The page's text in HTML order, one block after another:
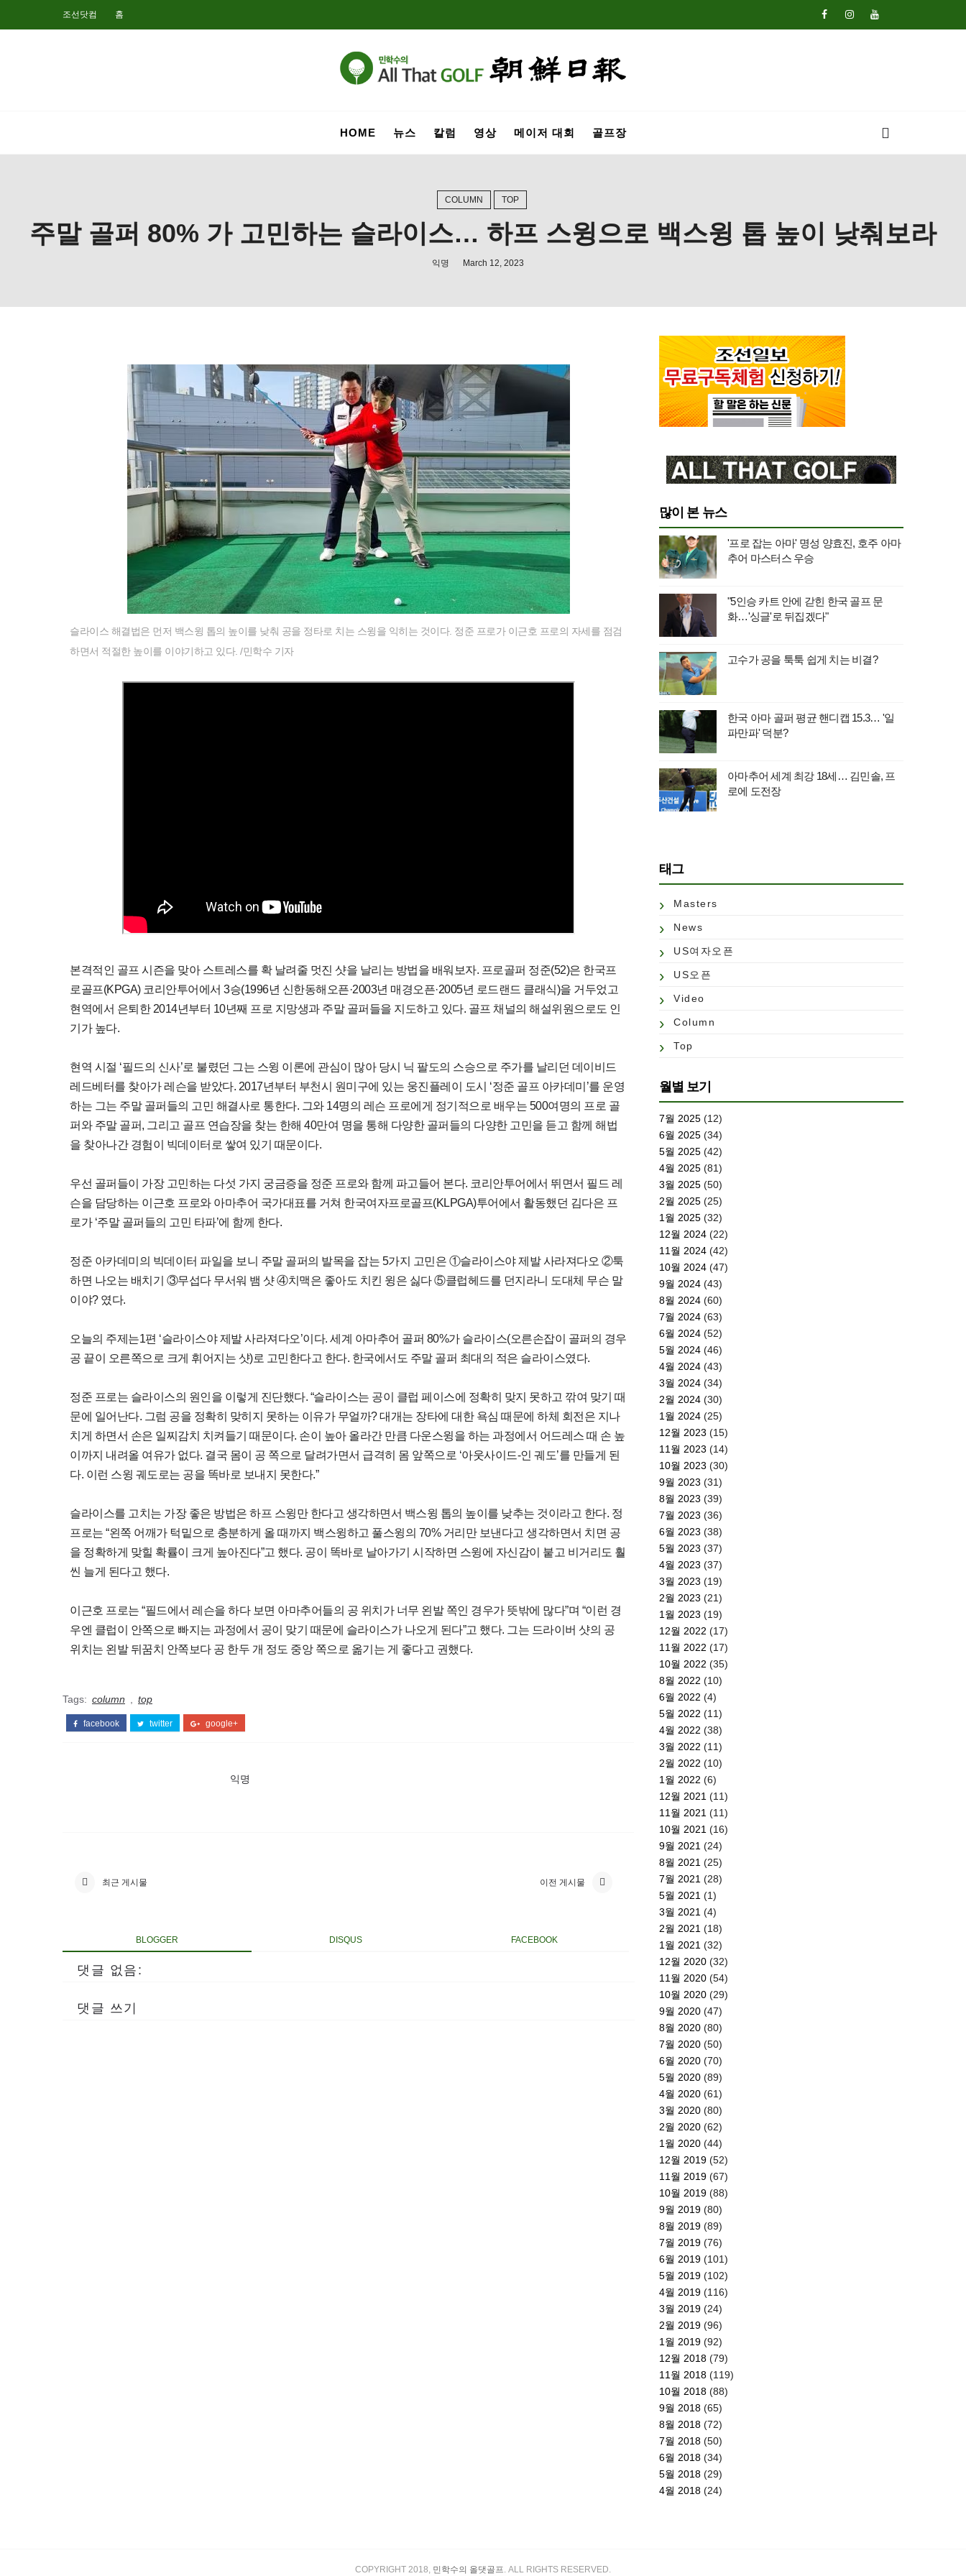
조선닷컴 홈
HOME 뉴스 칼럼 영상 메이저 대회 골프장
COLUMN TOP
주말 골퍼 80% 가 고민하는 슬라이스… 하프 스윙으로 백스윙 톱 높이 낮춰보라
익명 March 12, 2023
슬라이스 해결법은 먼저 백스윙 톱의 높이를 낮춰 공을 정타로 치는 스윙을 익히는 것이다. 정준 프로가 이근호 프로의 자세를 점검
하면서 적절한 높이를 이야기하고 있다. /민학수 기자
본격적인 골프 시즌을 맞아 스트레스를 확 날려줄 멋진 샷을 날리는 방법을 배워보자. 프로골퍼 정준(52)은 한국프
로골프(KPGA) 코리안투어에서 3승(1996년 신한동해오픈·2003년 매경오픈·2005년 로드랜드 클래식)을 거두었고
현역에서 은퇴한 2014년부터 10년째 프로 지망생과 주말 골퍼들을 지도하고 있다. 골프 채널의 해설위원으로도 인
기가 높다.
현역 시절 ‘필드의 신사’로 불렸던 그는 스윙 이론에 관심이 많아 당시 닉 팔도의 스승으로 주가를 날리던 데이비드
레드베터를 찾아가 레슨을 받았다. 2017년부터 부천시 원미구에 있는 웅진플레이 도시 ‘정준 골프 아카데미’를 운영
하는 그는 주말 골퍼들의 고민 해결사로 통한다. 그와 14명의 레슨 프로에게 정기적으로 배우는 500여명의 프로 골
퍼와 주말 골퍼, 그리고 골프 연습장을 찾는 한해 40만여 명을 통해 다양한 골퍼들의 다양한 고민을 듣고 함께 해법
을 찾아나간 경험이 빅데이터로 쌓여 있기 때문이다.
우선 골퍼들이 가장 고민하는 다섯 가지 궁금증을 정준 프로와 함께 파고들어 본다. 코리안투어에서 뛰면서 필드 레
슨을 담당하는 이근호 프로와 아마추어 국가대표를 거쳐 한국여자프로골프(KLPGA)투어에서 활동했던 김다은 프
로가 ‘주말 골퍼들의 고민 타파’에 함께 한다.
정준 아카데미의 빅데이터 파일을 보니 주말 골퍼의 발목을 잡는 5가지 고민은 ①슬라이스야 제발 사라져다오 ②툭
하면 나오는 배치기 ③무섭다 무서워 뱀 샷 ④치맥은 좋아도 치킨 윙은 싫다 ⑤클럽헤드를 던지라니 도대체 무슨 말
이야? 였다.
오늘의 주제는1편 ‘슬라이스야 제발 사라져다오’이다. 세계 아마추어 골퍼 80%가 슬라이스(오른손잡이 골퍼의 경우
공 끝이 오른쪽으로 크게 휘어지는 샷)로 고민한다고 한다. 한국에서도 주말 골퍼 최대의 적은 슬라이스였다.
정준 프로는 슬라이스의 원인을 이렇게 진단했다. “슬라이스는 공이 클럽 페이스에 정확히 맞지 못하고 깎여 맞기 때
문에 일어난다. 그럼 공을 정확히 맞히지 못하는 이유가 무얼까? 대개는 장타에 대한 욕심 때문에 하체 회전은 지나
치게 하면서 손은 일찌감치 치켜들기 때문이다. 손이 높아 올라간 만큼 다운스윙을 하는 과정에서 어드레스 때 손 높
이까지 내려올 여유가 없다. 결국 몸이 공 쪽으로 달려가면서 급격히 몸 앞쪽으로 ‘아웃사이드-인 궤도’를 만들게 된
다. 이런 스윙 궤도로는 공을 똑바로 보내지 못한다.”
슬라이스를 고치는 가장 좋은 방법은 하프 스윙만 한다고 생각하면서 백스윙 톱의 높이를 낮추는 것이라고 한다. 정
프로는 “왼쪽 어깨가 턱밑으로 충분하게 올 때까지 백스윙하고 풀스윙의 70% 거리만 보낸다고 생각하면서 치면 공
을 정확하게 맞힐 확률이 크게 높아진다”고 했다. 공이 똑바로 날아가기 시작하면 스윙에 자신감이 붙고 비거리도 훨
씬 늘게 된다고 했다.
이근호 프로는 “필드에서 레슨을 하다 보면 아마추어들의 공 위치가 너무 왼발 쪽인 경우가 뜻밖에 많다”며 “이런 경
우엔 클럽이 안쪽으로 빠지는 과정에서 공이 맞기 때문에 슬라이스가 나오게 된다”고 했다. 그는 드라이버 샷의 공
위치는 왼발 뒤꿈치 안쪽보다 공 한두 개 정도 중앙 쪽으로 옮기는 게 좋다고 권했다.
Tags: column top
facebook twitter google+
익명
최근 게시물 이전 게시물
BLOGGER DISQUS FACEBOOK
댓글 없음:
댓글 쓰기
많이 본 뉴스
'프로 잡는 아마' 명성 양효진, 호주 아마
추어 마스터스 우승
"5인승 카트 안에 갇힌 한국 골프 문
화…'싱글'로 뒤집겠다"
고수가 공을 툭툭 쉽게 치는 비결?
한국 아마 골퍼 평균 핸디캡 15.3… '일
파만파' 덕분?
아마추어 세계 최강 18세… 김민솔, 프
로에 도전장
태그
Masters
News
US여자오픈
US오픈
Video
Column
Top
월별 보기
7월 2025 (12)
6월 2025 (34)
5월 2025 (42)
4월 2025 (81)
3월 2025 (50)
2월 2025 (25)
1월 2025 (32)
12월 2024 (22)
11월 2024 (42)
10월 2024 (47)
9월 2024 (43)
8월 2024 (60)
7월 2024 (63)
6월 2024 (52)
5월 2024 (46)
4월 2024 (43)
3월 2024 (34)
2월 2024 (30)
1월 2024 (25)
12월 2023 (15)
11월 2023 (14)
10월 2023 (30)
9월 2023 (31)
8월 2023 (39)
7월 2023 (36)
6월 2023 (38)
5월 2023 (37)
4월 2023 (37)
3월 2023 (19)
2월 2023 (21)
1월 2023 (19)
12월 2022 (17)
11월 2022 (17)
10월 2022 (35)
8월 2022 (10)
6월 2022 (4)
5월 2022 (11)
4월 2022 (38)
3월 2022 (11)
2월 2022 (10)
1월 2022 (6)
12월 2021 (11)
11월 2021 (11)
10월 2021 (16)
9월 2021 (24)
8월 2021 (25)
7월 2021 (28)
5월 2021 (1)
3월 2021 (4)
2월 2021 (18)
1월 2021 (32)
12월 2020 (32)
11월 2020 (54)
10월 2020 (29)
9월 2020 (47)
8월 2020 (80)
7월 2020 (50)
6월 2020 (70)
5월 2020 (89)
4월 2020 (61)
3월 2020 (80)
2월 2020 (62)
1월 2020 (44)
12월 2019 (52)
11월 2019 (67)
10월 2019 (88)
9월 2019 (80)
8월 2019 (89)
7월 2019 (76)
6월 2019 (101)
5월 2019 (102)
4월 2019 (116)
3월 2019 (24)
2월 2019 (96)
1월 2019 (92)
12월 2018 (79)
11월 2018 (119)
10월 2018 (88)
9월 2018 (65)
8월 2018 (72)
7월 2018 (50)
6월 2018 (34)
5월 2018 (29)
4월 2018 (24)
COPYRIGHT 2018, 민학수의 올댓골프. ALL RIGHTS RESERVED.